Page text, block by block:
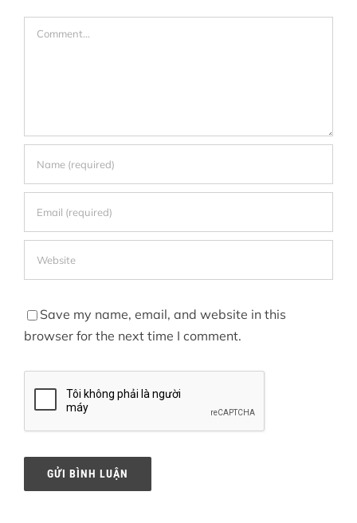
Save my name, email, and website in this
browser for the next time I comment.